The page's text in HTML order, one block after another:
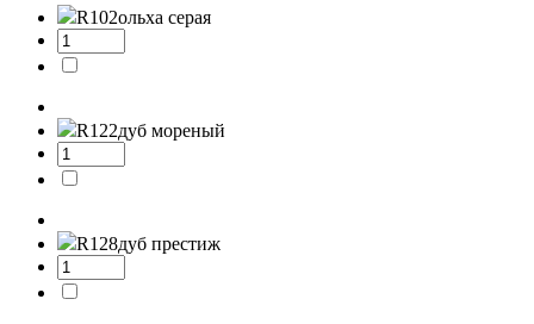
R102ольха серая
R122дуб мореный
R128дуб престиж